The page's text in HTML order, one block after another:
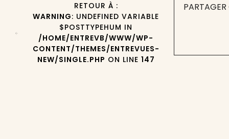
RETOUR À :
WARNING: UNDEFINED VARIABLE
$POSTTYPEHUM IN
/HOME/ENTREVB/WWW/WP-
CONTENT/THEMES/ENTREVUES-
NEW/SINGLE.PHP ON LINE 147